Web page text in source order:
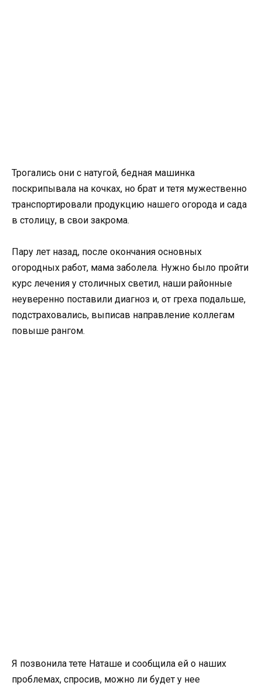
Трогались они с натугой, бедная машинка
поскрипывала на кочках, но брат и тетя мужественно
транспортировали продукцию нашего огорода и сада
в столицу, в свои закрома.
Пару лет назад, после окончания основных
огородных работ, мама заболела. Нужно было пройти
курс лечения у столичных светил, наши районные
неуверенно поставили диагноз и, от греха подальше,
подстраховались, выписав направление коллегам
повыше рангом.
Я позвонила тете Наташе и сообщила ей о наших
проблемах, спросив, можно ли будет у нее